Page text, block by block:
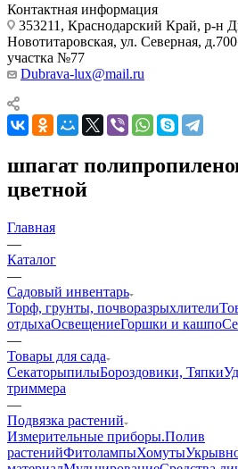
Контактная информация
353211, Краснодарский Край, р-н
Новотитаровская, ул. Северная,
участка №77
Dubrava-lux@mail.ru
шпагат
цветной
Главная
—
Каталог
—
Садовый инвентарь
Торф, грунты, почворазрыхлители
отдыхаОсвещениеГоршки и кашпо
—
Товары для сада
СекаторыпилыБороздовики, Тяпки
триммера
—
Подвязка растений
Измерительные приборы.Полив
растенийФитолампыХомуты